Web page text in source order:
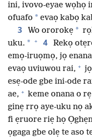
ini, ivovo-eyae wọhọ
ofuafo * evaọ kabọ
3 Wo ororokẹ *
uku. * + 4
Rekọ
emọ-iruọmọ, jọ
evaọ uviuwou rai, +
esẹ-ode gbe ini-ode
ae, + keme onana o
ginẹ rrọ aye-uku nọ
fi ẹruore riẹ họ
ọgaga gbe olẹ te aso